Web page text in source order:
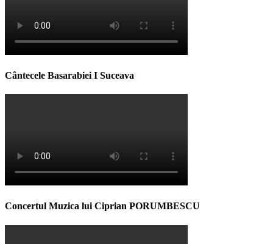
Cântecele Basarabiei I Suceava
Concertul Muzica lui Ciprian PORUMBESCU